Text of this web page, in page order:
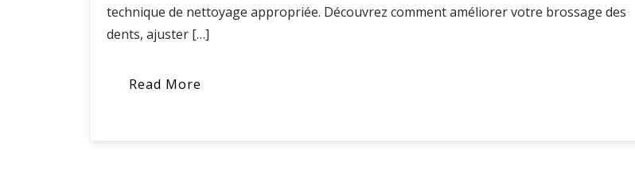
technique de nettoyage appropriée. Découvrez comment améliorer votre brossage des
dents, ajuster […]
Read More